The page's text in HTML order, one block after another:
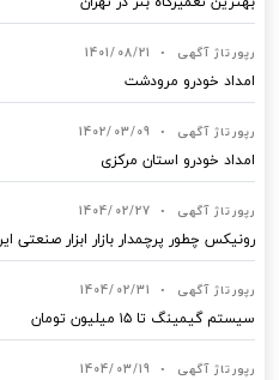
رپورتاژ آگهی •
1401/08/21
امداد خودرو مرودشت
رپورتاژ آگهی •
1402/03/09
امداد خودرو استان مرکزی
رپورتاژ آگهی •
1404/02/27
رونیکس چطور پرچمدار بازار ابزار صنعتی
رپورتاژ آگهی •
1404/02/31
سیستم گیمینگ تا ۱۵ میلیون تومان
رپورتاژ آگهی •
1404/03/19